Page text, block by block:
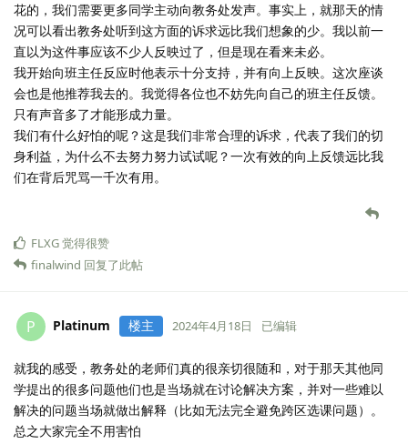
花的，我们需要更多同学主动向教务处发声。事实上，就那天的情
况可以看出教务处听到这方面的诉求远比我们想象的少。我以前一
直以为这件事应该不少人反映过了，但是现在看来未必。
我开始向班主任反应时他表示十分支持，并有向上反映。这次座谈
会也是他推荐我去的。我觉得各位也不妨先向自己的班主任反馈。
只有声音多了才能形成力量。
我们有什么好怕的呢？这是我们非常合理的诉求，代表了我们的切
身利益，为什么不去努力努力试试呢？一次有效的向上反馈远比我
们在背后咒骂一千次有用。
FLXG觉得很赞
finalwind 回复了此帖
P Platinum 楼主 2024年4月18日 已编辑
就我的感受，教务处的老师们真的很亲切很随和，对于那天其他同
学提出的很多问题他们也是当场就在讨论解决方案，并对一些难以
解决的问题当场就做出解释（比如无法完全避免跨区选课问题）。
总之大家完全不用害怕